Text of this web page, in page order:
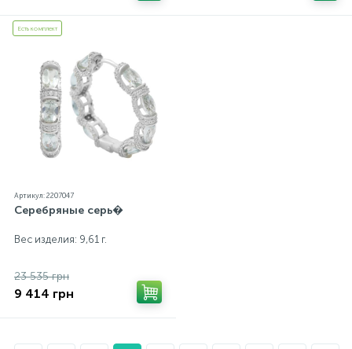
Есть комплект
Артикул: 2207047
Серебряные серь�
Вес изделия: 9,61 г.
23 535 грн
9 414 грн